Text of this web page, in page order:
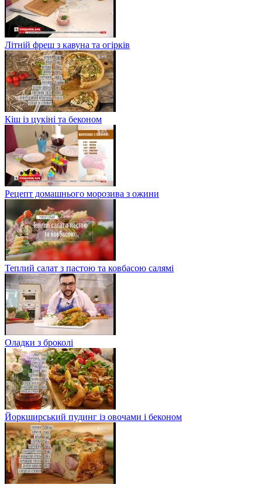
Літній фреш з кавуна та огірків
Кіш із цукіні та беконом
Рецепт домашнього морозива з ожини
Теплий салат з пастою та ковбасою салямі
Оладки з броколі
Йоркширський пудинг із овочами і беконом